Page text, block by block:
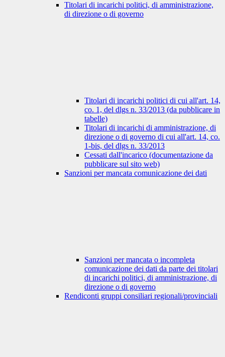
Titolari di incarichi politici, di amministrazione,
di direzione o di governo
Titolari di incarichi politici di cui all'art. 14,
co. 1, del dlgs n. 33/2013 (da pubblicare in
tabelle)
Titolari di incarichi di amministrazione, di
direzione o di governo di cui all'art. 14, co.
1-bis, del dlgs n. 33/2013
Cessati dall'incarico (documentazione da
pubblicare sul sito web)
Sanzioni per mancata comunicazione dei dati
Sanzioni per mancata o incompleta
comunicazione dei dati da parte dei titolari
di incarichi politici, di amministrazione, di
direzione o di governo
Rendiconti gruppi consiliari regionali/provinciali